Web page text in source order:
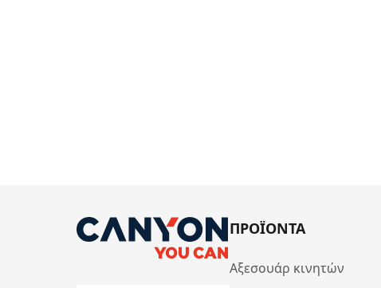
ΠΡΟΪΟΝΤΑ
Αξεσουάρ κινητών